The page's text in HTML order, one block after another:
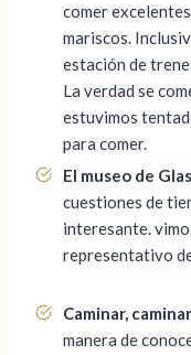
comer
mariscos.
estación de
La verdad se
estuvimos
para comer.
El museo de
cuestiones de
interesante.
representativo
Caminar,
manera de